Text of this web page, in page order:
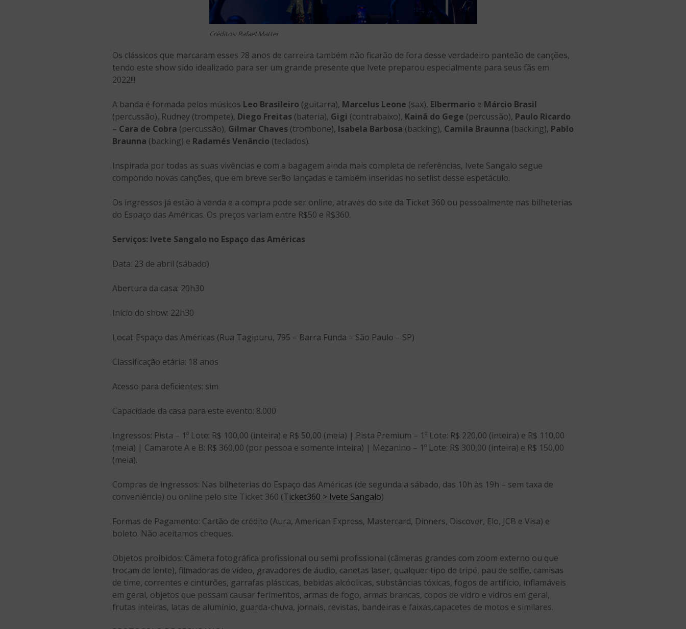
Créditos: Rafael Mattei
Os clássicos que marcaram esses 28 anos de carreira também não ficarão de fora desse verdadeiro panteão de canções,
tendo este show sido idealizado para ser um grande presente que Ivete preparou especialmente para seus fãs em
2022!!!
A banda é formada pelos músicos Leo Brasileiro (guitarra), Marcelus Leone (sax), Elbermario e Márcio Brasil
(percussão), Rudney (trompete), Diego Freitas (bateria), Gigi (contrabaixo), Kainã do Gege (percussão), Paulo Ricardo
– Cara de Cobra (percussão), Gilmar Chaves (trombone), Isabela Barbosa (backing), Camila Braunna (backing), Pablo
Braunna (backing) e Radamés Venâncio (teclados).
Inspirada por todas as suas vivências e com a bagagem ainda mais completa de referências, Ivete Sangalo segue
compondo novas canções, que em breve serão lançadas e também inseridas no setlist desse espetáculo.
Os ingressos já estão à venda e a compra pode ser online, através do site da Ticket 360 ou pessoalmente nas bilheterias
do Espaço das Américas. Os preços variam entre R$50 e R$360.
Serviços: Ivete Sangalo no Espaço das Américas
Data: 23 de abril (sábado)
Abertura da casa: 20h30
Início do show: 22h30
Local: Espaço das Américas (Rua Tagipuru, 795 – Barra Funda – São Paulo – SP)
Classificação etária: 18 anos
Acesso para deficientes: sim
Capacidade da casa para este evento: 8.000
Ingressos: Pista – 1º Lote: R$ 100,00 (inteira) e R$ 50,00 (meia) | Pista Premium – 1º Lote: R$ 220,00 (inteira) e R$ 110,00
(meia) | Camarote A e B: R$ 360,00 (por pessoa e somente inteira) | Mezanino – 1º Lote: R$ 300,00 (inteira) e R$ 150,00
(meia).
Compras de ingressos: Nas bilheterias do Espaço das Américas (de segunda a sábado, das 10h às 19h – sem taxa de
conveniência) ou online pelo site Ticket 360 (Ticket360 > Ivete Sangalo)
Formas de Pagamento: Cartão de crédito (Aura, American Express, Mastercard, Dinners, Discover, Elo, JCB e Visa) e
boleto. Não aceitamos cheques.
Objetos proibidos: Câmera fotográfica profissional ou semi profissional (câmeras grandes com zoom externo ou que
trocam de lente), filmadoras de vídeo, gravadores de áudio, canetas laser, qualquer tipo de tripé, pau de selfie, camisas
de time, correntes e cinturões, garrafas plásticas, bebidas alcóolicas, substâncias tóxicas, fogos de artifício, inflamáveis
em geral, objetos que possam causar ferimentos, armas de fogo, armas brancas, copos de vidro e vidros em geral,
frutas inteiras, latas de alumínio, guarda-chuva, jornais, revistas, bandeiras e faixas,capacetes de motos e similares.